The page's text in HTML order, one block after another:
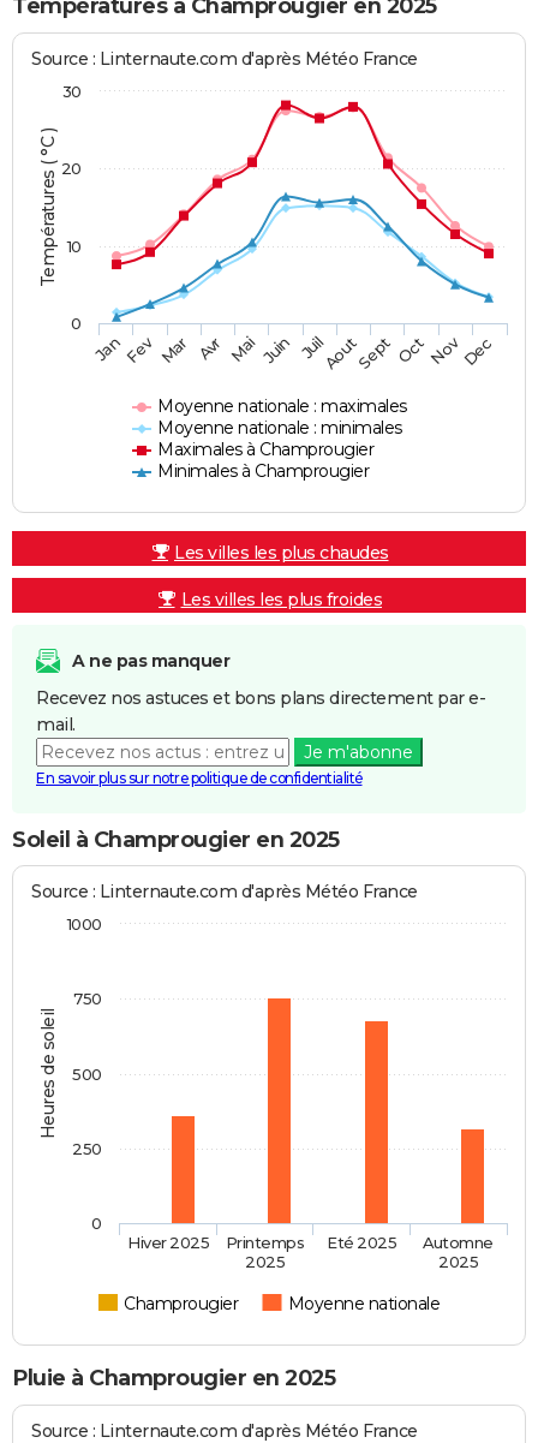
Températures à Champrougier en 2025
Températures ( °C )
Source : Linternaute.com d'après Météo France
Moyenne nationale : maximales
Moyenne nationale : minimales
Maximales à Champrougier
Minimales à Champrougier
JanFev Mar Avr Mai Juin JuilAoutSept OctNovDec
0
10
20
30
Les villes les plus chaudes
Les villes les plus froides
A ne pas manquer
Recevez nos astuces et bons plans directement par e-
mail.
Je m'abonne
En savoir plus sur notre politique de confidentialité
Soleil à Champrougier en 2025
Heures de soleil
Source : Linternaute.com d'après Météo France
Champrougier Moyenne nationale
Hiver 2025
Printemps
2025
Eté 2025
Automne
2025
0
250
500
750
1000
Pluie à Champrougier en 2025
Source : Linternaute.com d'après Météo France